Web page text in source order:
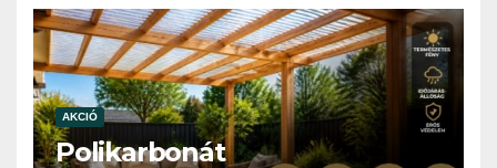
AKCIÓ
Polikarbonát